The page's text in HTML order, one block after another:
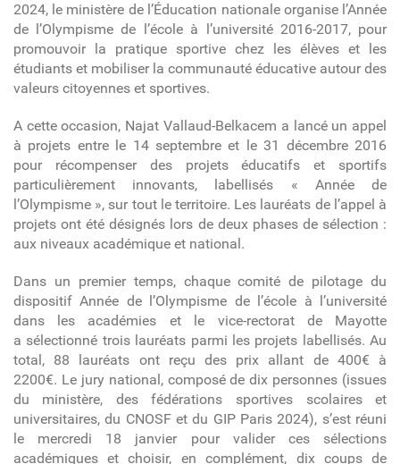
2024, le ministère de l’Éducation nationale organise l’Année
de l’Olympisme de l’école à l’université 2016-2017, pour
promouvoir la pratique sportive chez les élèves et les
étudiants et mobiliser la communauté éducative autour des
valeurs citoyennes et sportives.
A cette occasion, Najat Vallaud-Belkacem a lancé un appel
à projets entre le 14 septembre et le 31 décembre 2016
pour récompenser des projets éducatifs et sportifs
particulièrement innovants, labellisés « Année de
l’Olympisme », sur tout le territoire. Les lauréats de l’appel à
projets ont été désignés lors de deux phases de sélection :
aux niveaux académique et national.
Dans un premier temps, chaque comité de pilotage du
dispositif Année de l’Olympisme de l’école à l’université
dans les académies et le vice-rectorat de Mayotte
a sélectionné trois lauréats parmi les projets labellisés. Au
total, 88 lauréats ont reçu des prix allant de 400€ à
2200€. Le jury national, composé de dix personnes (issues
du ministère, des fédérations sportives scolaires et
universitaires, du CNOSF et du GIP Paris 2024), s’est réuni
le mercredi 18 janvier pour valider ces sélections
académiques et choisir, en complément, dix coups de